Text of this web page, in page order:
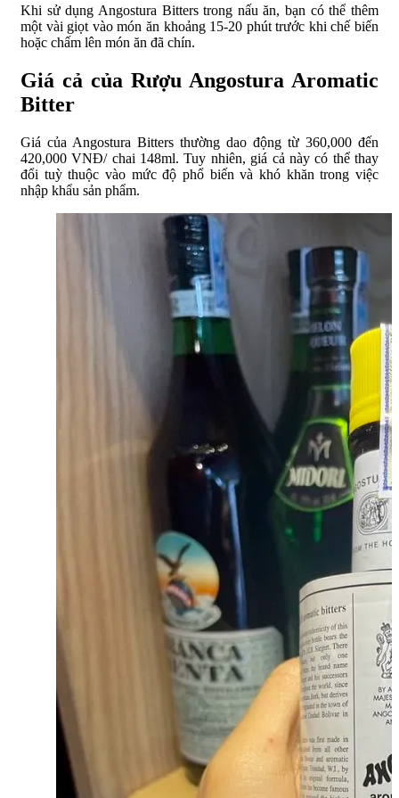
Khi sử dụng Angostura Bitters trong nấu ăn, bạn có thể thêm
một vài giọt vào món ăn khoảng 15-20 phút trước khi chế biến
hoặc chấm lên món ăn đã chín.
Giá cả của Rượu Angostura Aromatic
Bitter
Giá của Angostura Bitters thường dao động từ 360,000 đến
420,000 VNĐ/ chai 148ml. Tuy nhiên, giá cả này có thể thay
đổi tuỳ thuộc vào mức độ phổ biến và khó khăn trong việc
nhập khẩu sản phẩm.